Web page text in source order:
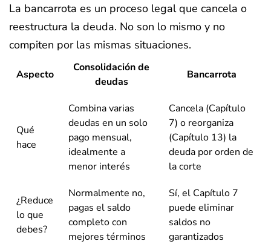
La bancarrota es un proceso legal que cancela o
reestructura la deuda. No son lo mismo y no
compiten por las mismas situaciones.
Aspecto
Consolidación de
deudas
Bancarrota
Qué
hace
Combina varias
deudas en un solo
pago mensual,
idealmente a
menor interés
Cancela (Capítulo
7) o reorganiza
(Capítulo 13) la
deuda por orden de
la corte
¿Reduce
lo que
debes?
Normalmente no,
pagas el saldo
completo con
mejores términos
Sí, el Capítulo 7
puede eliminar
saldos no
garantizados